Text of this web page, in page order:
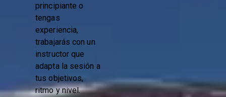
principiante o
tengas
experiencia,
trabajarás con un
instructor que
adapta la sesión a
tus objetivos,
ritmo y nivel.